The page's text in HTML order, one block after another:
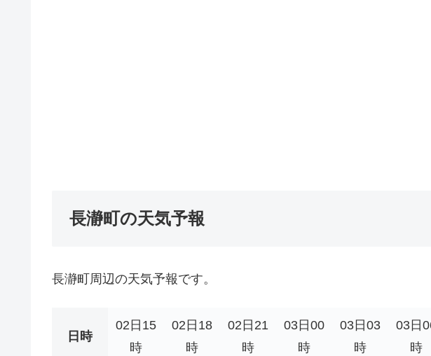
長瀞町の天気予報
長瀞町周辺の天気予報です。
日時
02日15
時
02日18
時
02日21
時
03日00
時
03日03
時
03日
時